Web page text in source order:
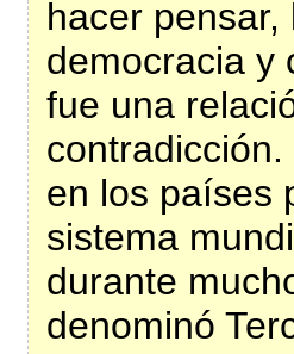
hacer
democracia y
fue una
en los países
sistema
durante
denominó